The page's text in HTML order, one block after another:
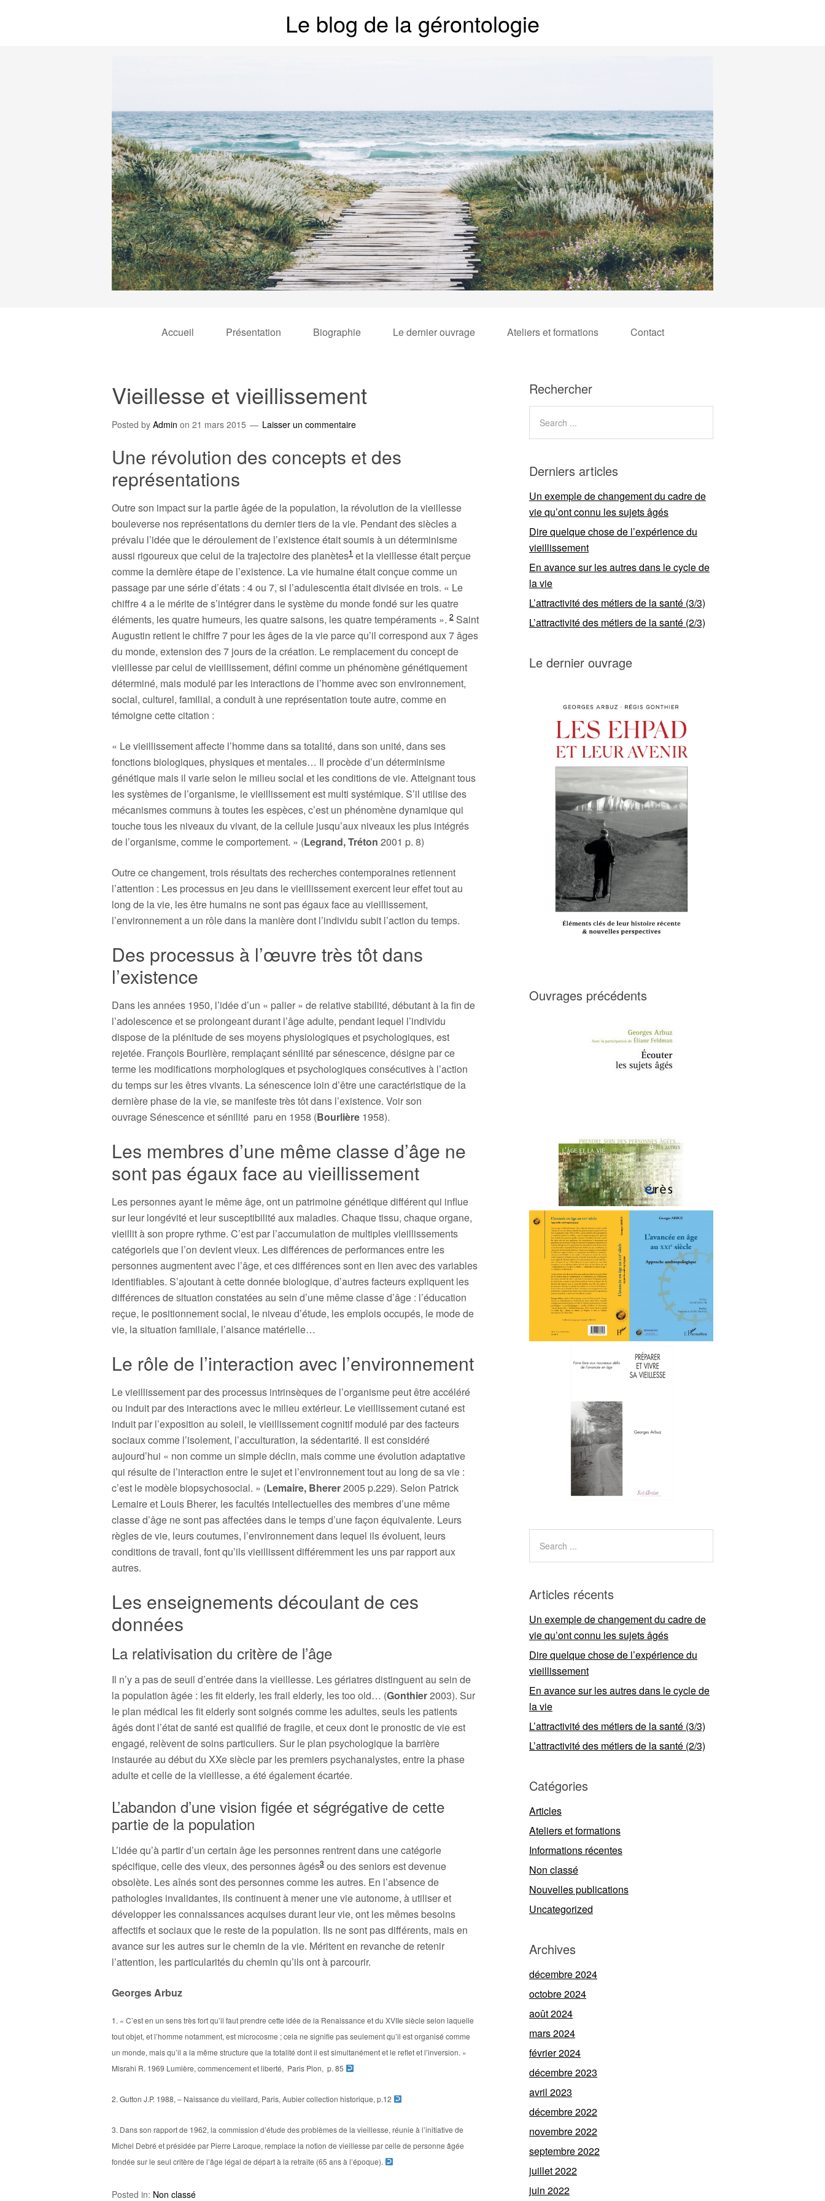
Le blog de la gérontologie
Accueil Présentation Biographie Le dernier ouvrage Ateliers et formations Contact
Vieillesse et vieillissement
Posted by Admin on 21 mars 2015 Laisser un commentaire
Une révolution des concepts et des
représentations
Outre son impact sur la partie âgée de la population, la révolution de la vieillesse
bouleverse nos représentations du dernier tiers de la vie. Pendant des siècles a
prévalu l’idée que le déroulement de l’existence était soumis à un déterminisme
aussi rigoureux que celui de la trajectoire des planètes1 et la vieillesse était perçue
comme la dernière étape de l’existence. La vie humaine était conçue comme un
passage par une série d’états : 4 ou 7, si l’adulescentia était divisée en trois. « Le
chiffre 4 a le mérite de s’intégrer dans le système du monde fondé sur les quatre
éléments, les quatre humeurs, les quatre saisons, les quatre tempéraments ». 2 Saint
Augustin retient le chiffre 7 pour les âges de la vie parce qu’il correspond aux 7 âges
du monde, extension des 7 jours de la création. Le remplacement du concept de
vieillesse par celui de vieillissement, défini comme un phénomène génétiquement
déterminé, mais modulé par les interactions de l’homme avec son environnement,
social, culturel, familial, a conduit à une représentation toute autre, comme en
témoigne cette citation :
« Le vieillissement affecte l’homme dans sa totalité, dans son unité, dans ses
fonctions biologiques, physiques et mentales… Il procède d’un déterminisme
génétique mais il varie selon le milieu social et les conditions de vie. Atteignant tous
les systèmes de l’organisme, le vieillissement est multi systémique. S’il utilise des
mécanismes communs à toutes les espèces, c’est un phénomène dynamique qui
touche tous les niveaux du vivant, de la cellule jusqu’aux niveaux les plus intégrés
de l’organisme, comme le comportement. » (Legrand, Tréton 2001 p. 8)
Outre ce changement, trois résultats des recherches contemporaines retiennent
l’attention : Les processus en jeu dans le vieillissement exercent leur effet tout au
long de la vie, les être humains ne sont pas égaux face au vieillissement,
l’environnement a un rôle dans la manière dont l’individu subit l’action du temps.
Des processus à l’œuvre très tôt dans
l’existence
Dans les années 1950, l’idée d’un « palier » de relative stabilité, débutant à la fin de
l’adolescence et se prolongeant durant l’âge adulte, pendant lequel l’individu
dispose de la plénitude de ses moyens physiologiques et psychologiques, est
rejetée. François Bourlière, remplaçant sénilité par sénescence, désigne par ce
terme les modifications morphologiques et psychologiques consécutives à l’action
du temps sur les êtres vivants. La sénescence loin d’être une caractéristique de la
dernière phase de la vie, se manifeste très tôt dans l’existence. Voir son
ouvrage Sénescence et sénilité paru en 1958 (Bourlière 1958).
Les membres d’une même classe d’âge ne
sont pas égaux face au vieillissement
Les personnes ayant le même âge, ont un patrimoine génétique différent qui influe
sur leur longévité et leur susceptibilité aux maladies. Chaque tissu, chaque organe,
vieillit à son propre rythme. C’est par l’accumulation de multiples vieillissements
catégoriels que l’on devient vieux. Les différences de performances entre les
personnes augmentent avec l’âge, et ces différences sont en lien avec des variables
identifiables. S’ajoutant à cette donnée biologique, d’autres facteurs expliquent les
différences de situation constatées au sein d’une même classe d’âge : l’éducation
reçue, le positionnement social, le niveau d’étude, les emplois occupés, le mode de
vie, la situation familiale, l’aisance matérielle…
Le rôle de l’interaction avec l’environnement
Le vieillissement par des processus intrinsèques de l’organisme peut être accéléré
ou induit par des interactions avec le milieu extérieur. Le vieillissement cutané est
induit par l’exposition au soleil, le vieillissement cognitif modulé par des facteurs
sociaux comme l’isolement, l’acculturation, la sédentarité. Il est considéré
aujourd’hui « non comme un simple déclin, mais comme une évolution adaptative
qui résulte de l’interaction entre le sujet et l’environnement tout au long de sa vie :
c’est le modèle biopsychosocial. » (Lemaire, Bherer2005 p.229). Selon Patrick
Lemaire et Louis Bherer, les facultés intellectuelles des membres d’une même
classe d’âge ne sont pas affectées dans le temps d’une façon équivalente. Leurs
règles de vie, leurs coutumes, l’environnement dans lequel ils évoluent, leurs
conditions de travail, font qu’ils vieillissent différemment les uns par rapport aux
autres.
Les enseignements découlant de ces
données
La relativisation du critère de l’âge
Il n’y a pas de seuil d’entrée dans la vieillesse. Les gériatres distinguent au sein de
la population âgée : les fit elderly, les frail elderly, les too old… (Gonthier2003). Sur
le plan médical les fit elderly sont soignés comme les adultes, seuls les patients
âgés dont l’état de santé est qualifié de fragile, et ceux dont le pronostic de vie est
engagé, relèvent de soins particuliers. Sur le plan psychologique la barrière
instaurée au début du XXe siècle par les premiers psychanalystes, entre la phase
adulte et celle de la vieillesse, a été également écartée.
L’abandon d’une vision figée et ségrégative de cette
partie de la population
L’idée qu’à partir d’un certain âge les personnes rentrent dans une catégorie
spécifique, celle des vieux, des personnes âgés3 ou des seniors est devenue
obsolète. Les aînés sont des personnes comme les autres. En l’absence de
pathologies invalidantes, ils continuent à mener une vie autonome, à utiliser et
développer les connaissances acquises durant leur vie, ont les mêmes besoins
affectifs et sociaux que le reste de la population. Ils ne sont pas différents, mais en
avance sur les autres sur le chemin de la vie. Méritent en revanche de retenir
l’attention, les particularités du chemin qu’ils ont à parcourir.
Georges Arbuz
1. « C’est en un sens très fort qu’il faut prendre cette idée de la Renaissance et du XVIIe siècle selon laquelle
tout objet, et l’homme notamment, est microcosme ; cela ne signifie pas seulement qu’il est organisé comme
un monde, mais qu’il a la même structure que la totalité dont il est simultanément et le reflet et l’inversion. »
Misrahi R. 1969 Lumière, commencement et liberté, Paris Plon, p. 85
2. Gutton J.P. 1988, – Naissance du vieillard, Paris, Aubier collection historique, p.12
3. Dans son rapport de 1962, la commission d’étude des problèmes de la vieillesse, réunie à l’initiative de
Michel Debré et présidée par Pierre Laroque, remplace la notion de vieillesse par celle de personne âgée
fondée sur le seul critère de l’âge légal de départ à la retraite (65 ans à l’époque).
Posted in: Non classé
Rechercher
Derniers articles
Un exemple de changement du cadre de
vie qu’ont connu les sujets âgés
Dire quelque chose de l’expérience du
vieillissement
En avance sur les autres dans le cycle de
la vie
L’attractivité des métiers de la santé (3/3)
L’attractivité des métiers de la santé (2/3)
Le dernier ouvrage
Ouvrages précédents
Articles récents
Un exemple de changement du cadre de
vie qu’ont connu les sujets âgés
Dire quelque chose de l’expérience du
vieillissement
En avance sur les autres dans le cycle de
la vie
L’attractivité des métiers de la santé (3/3)
L’attractivité des métiers de la santé (2/3)
Catégories
Articles
Ateliers et formations
Informations récentes
Non classé
Nouvelles publications
Uncategorized
Archives
décembre 2024
octobre 2024
août 2024
mars 2024
février 2024
décembre 2023
avril 2023
décembre 2022
novembre 2022
septembre 2022
juillet 2022
juin 2022